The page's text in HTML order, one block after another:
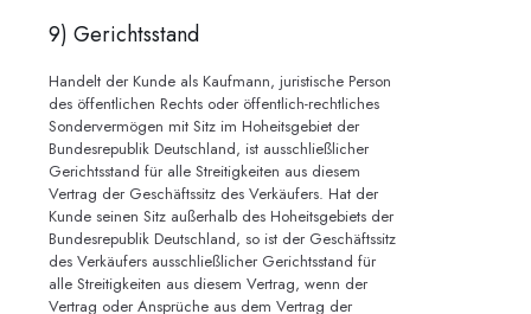
9) Gerichtsstand
Handelt der Kunde als Kaufmann, juristische Person
des öffentlichen Rechts oder öffentlich-rechtliches
Sondervermögen mit Sitz im Hoheitsgebiet der
Bundesrepublik Deutschland, ist ausschließlicher
Gerichtsstand für alle Streitigkeiten aus diesem
Vertrag der Geschäftssitz des Verkäufers. Hat der
Kunde seinen Sitz außerhalb des Hoheitsgebiets der
Bundesrepublik Deutschland, so ist der Geschäftssitz
des Verkäufers ausschließlicher Gerichtsstand für
alle Streitigkeiten aus diesem Vertrag, wenn der
Vertrag oder Ansprüche aus dem Vertrag der